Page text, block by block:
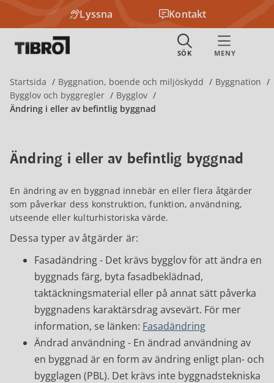
Lyssna Kontakt
Startsida Byggnation, boende och miljöskydd
Byggnation
Bygglov och byggregler
Bygglov
Ändring i eller av befintlig byggnad
Ändring i eller av befintlig byggnad
En ändring av en byggnad innebär en eller flera åtgärder
som påverkar dess konstruktion, funktion, användning,
utseende eller kulturhistoriska värde.
Dessa typer av åtgärder är:
Fasadändring - Det krävs bygglov för att ändra en
byggnads färg, byta fasadbeklädnad,
taktäckningsmaterial eller på annat sätt påverka
byggnadens karaktärsdrag avsevärt. För mer
information, se länken: Fasadändring
Ändrad användning - En ändrad användning av
en byggnad är en form av ändring enligt plan- och
bygglagen (PBL). Det krävs inte byggnadstekniska